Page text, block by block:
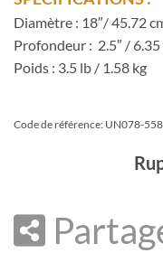
Diamètre : 18″/ 45.72
Profondeur : 2.5″ / 6.35
Poids : 3.5 lb / 1.58 kg
Code de référence: UN078-